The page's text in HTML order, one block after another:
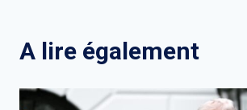
A lire également